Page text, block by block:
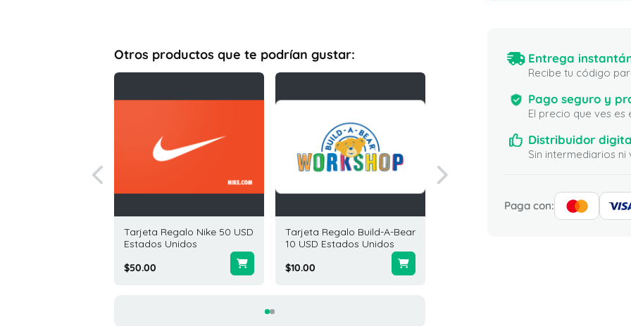
Otros productos que te podrían gustar:
Tarjeta Regalo Nike 50 USD
Estados Unidos
$50.00
Tarjeta Regalo Build-A-Bear
10 USD Estados Unidos
$10.00
Entrega
Recibe tu código
Pago seguro y
El precio que ves
Distribuidor
Sin intermediarios
Paga con: